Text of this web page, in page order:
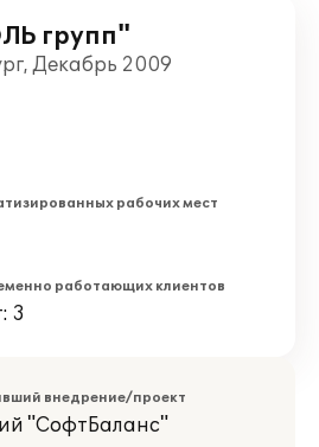
групп"
Декабрь 2009
рабочих мест
работающих клиентов
3
внедрение/проект
"СофтБаланс"